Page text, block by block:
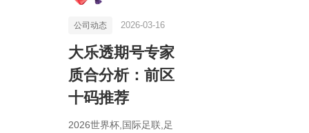
公司动态 2026-03-16
大乐透期号专家
质合分析：前区
十码推荐
2026世界杯,国际足联,足